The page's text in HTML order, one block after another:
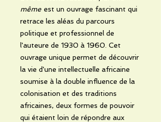
même est un ouvrage fascinant qui
retrace les aléas du parcours
politique et professionnel de
l'auteure de 1930 à 1960. Cet
ouvrage unique permet de découvrir
la vie d'une intellectuelle africaine
soumise à la double influence de la
colonisation et des traditions
africaines, deux formes de pouvoir
qui étaient loin de répondre aux